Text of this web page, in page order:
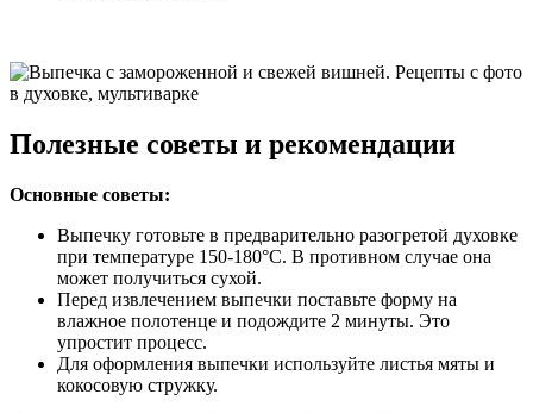
Полезные советы и рекомендации
Основные советы:
Выпечку готовьте в предварительно разогретой духовке
при температуре 150-180°C. В противном случае она
может получиться сухой.
Перед извлечением выпечки поставьте форму на
влажное полотенце и подождите 2 минуты. Это
упростит процесс.
Для оформления выпечки используйте листья мяты и
кокосовую стружку.